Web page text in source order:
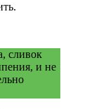
сливок
и не